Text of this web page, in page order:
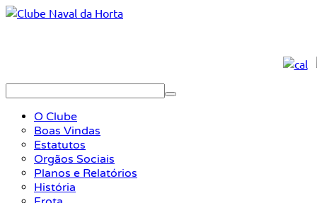
O Clube
Boas Vindas
Estatutos
Orgãos Sociais
Planos e Relatórios
História